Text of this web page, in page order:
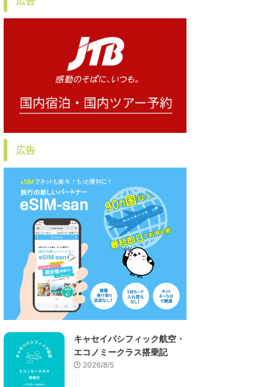
広告
キャセイパシフィック航空・
エコノミークラス搭乗記
2026/8/5